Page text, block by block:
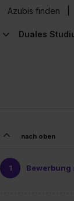
Azubis finden
Duales
nach oben
Bewerbung